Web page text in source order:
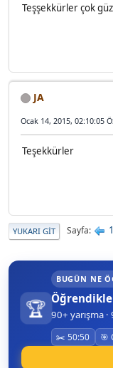
Teşşekkürler çok
JA
Ocak 14, 2015, 02:10:05
Teşekkürler
YUKARI GIT Sayfa 1
🏆
BUGÜN NE
90+ yarışma
✂️ 50:50 🎯